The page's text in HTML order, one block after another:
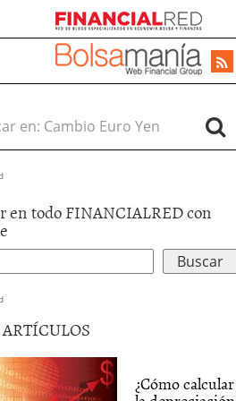
en:
en todo FINANCIALRED con
ARTÍCULOS
¿Cómo calcular